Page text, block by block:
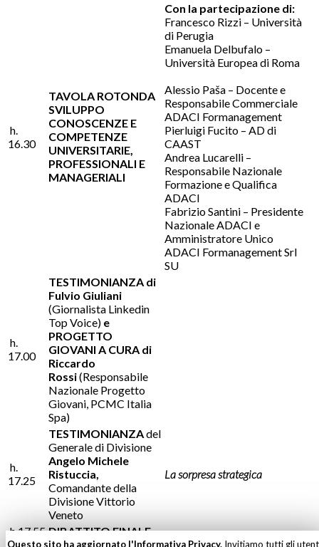
h.
16.30
TAVOLA ROTONDA
SVILUPPO
CONOSCENZE E
COMPETENZE
UNIVERSITARIE,
PROFESSIONALI E
MANAGERIALI
Con la partecipazione di:
Francesco Rizzi – Università
di Perugia
Emanuela Delbufalo –
Università Europea di Roma
Alessio Paša – Docente e
Responsabile Commerciale
ADACI Formanagement
Pierluigi Fucito – AD di
CAAST
Andrea Lucarelli –
Responsabile Nazionale
Formazione e Qualifica
ADACI
Fabrizio Santini – Presidente
Nazionale ADACI e
Amministratore Unico
ADACI Formanagement Srl
SU
h.
17.00
TESTIMONIANZA di
Fulvio Giuliani
(Giornalista Linkedin
Top Voice) e
PROGETTO
GIOVANI A CURA di
Riccardo
Rossi(Responsabile
Nazionale Progetto
Giovani, PCMC Italia
Spa)
h.
17.25
TESTIMONIANZAdel
Generale di Divisione
Angelo Michele
Ristuccia,
Comandante della
Divisione Vittorio
Veneto
La sorpresa strategica
h.17.55 DIBATTITO FINALE
Questo sito ha aggiornato l'Informativa Privacy. Invitiamo tutti gli